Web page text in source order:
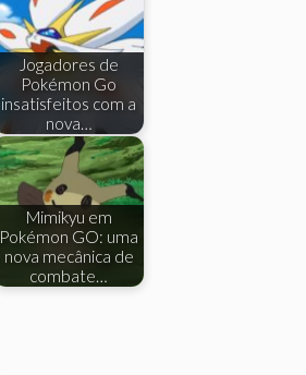
Jogadores de
Pokémon Go
insatisfeitos com a
nova…
Mimikyu em
Pokémon GO: uma
nova mecânica de
combate…